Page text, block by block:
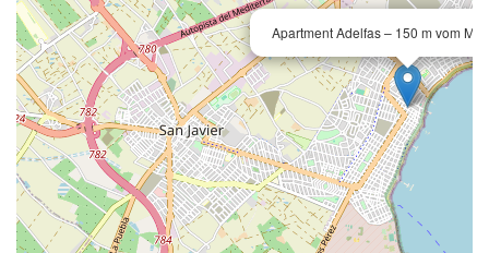
Apartment Adelfas – 150 m vom